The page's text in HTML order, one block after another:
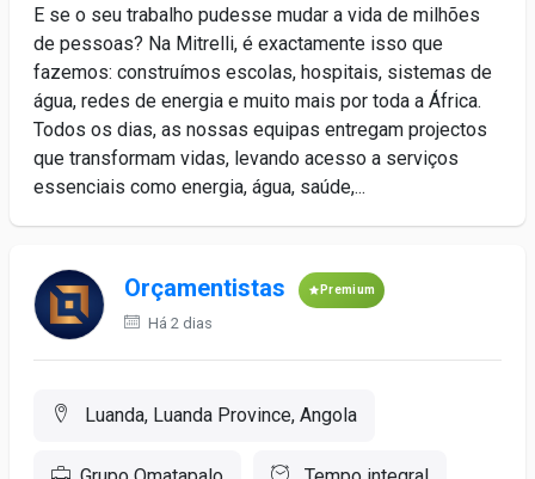
E se o seu trabalho pudesse mudar a vida de milhões
de pessoas? Na Mitrelli, é exactamente isso que
fazemos: construímos escolas, hospitais, sistemas de
água, redes de energia e muito mais por toda a África.
Todos os dias, as nossas equipas entregam projectos
que transformam vidas, levando acesso a serviços
essenciais como energia, água, saúde,...
Orçamentistas Premium
Há 2 dias
Luanda, Luanda Province, Angola